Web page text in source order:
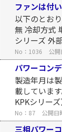
ファンは付
以下のとお
無 冷却方式
シリーズ 外
No：1036 公
パワーコン
製造年月は
載していま
KPKシリ
No：87 公開
三相パワー